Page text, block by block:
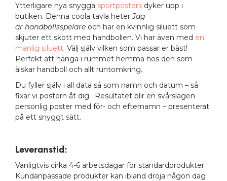
Ytterligare nya snygga sportposters dyker upp i
butiken. Denna coola tavla heterJag
är handbollsspelare och har en kvinnlig siluett som
skjuter ett skott med handbollen. Vi har även med en
manlig siluett. Välj själv vilken som passar er bäst!
Perfekt att hänga i rummet hemma hos den som
älskar handboll och allt runtomkring.
Du fyller själv i all data så som namn och datum – så
fixar vi postern åt dig. Resultatet blir en svårslagen
personlig poster med för- och efternamn – presenterat
på ett snyggt sätt.
Leveranstid:
Vanligtvis cirka 4-6 arbetsdagar för standardprodukter.
Kundanpassade produkter kan ibland dröja någon dag